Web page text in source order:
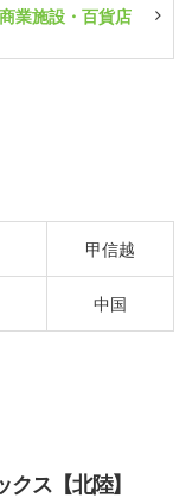
商業施設・百貨店
甲信越
中国
ス【北陸】